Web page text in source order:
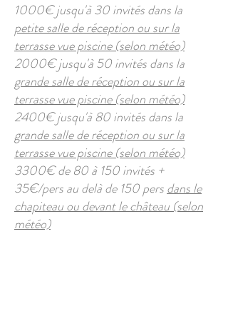
1000€ jusqu'à 30 invités dans la
petite salle de réception ou sur la
terrasse vue piscine (selon météo)
2000€ jusqu'à 50 invités dans la
grande salle de réception ou sur la
terrasse vue piscine (selon météo)
2400€ jusqu'à 80 invités dans la
grande salle de réception ou sur la
terrasse vue piscine (selon météo)
3300€ de 80 à 150 invités +
35€/pers au delà de 150 persdans le
chapiteau ou devant le château (selon
météo)